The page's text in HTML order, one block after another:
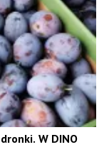
W DINO